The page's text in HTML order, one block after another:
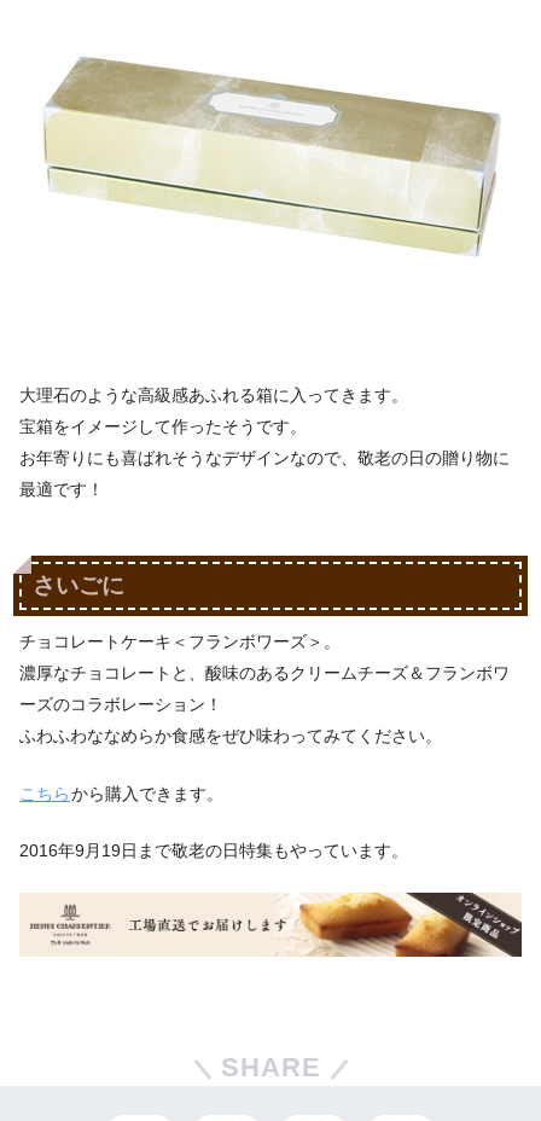
大理石のような高級感あふれる箱に入ってきます。
宝箱をイメージして作ったそうです。
お年寄りにも喜ばれそうなデザインなので、敬老の日の贈り物に
最適です！
さいごに
チョコレートケーキ＜フランボワーズ＞。
濃厚なチョコレートと、酸味のあるクリームチーズ＆フランボワ
ーズのコラボレーション！
ふわふわななめらか食感をぜひ味わってみてください。
こちらから購入できます。
2016年9月19日まで敬老の日特集もやっています。
SHARE